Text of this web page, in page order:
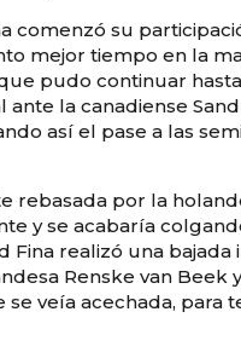
comenzó su
mejor tiempo en la
pudo continuar
la canadiense
así el pase a las
rebasada por la
y se acabaría
Fina realizó una bajada
Renske van Beek
veía acechada, para